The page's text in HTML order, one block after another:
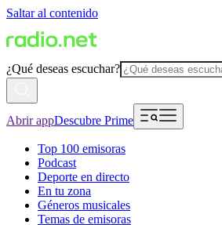
Saltar al contenido
¿Qué deseas escuchar?
Abrir appDescubre Prime
Top 100 emisoras
Podcast
Deporte en directo
En tu zona
Géneros musicales
Temas de emisoras